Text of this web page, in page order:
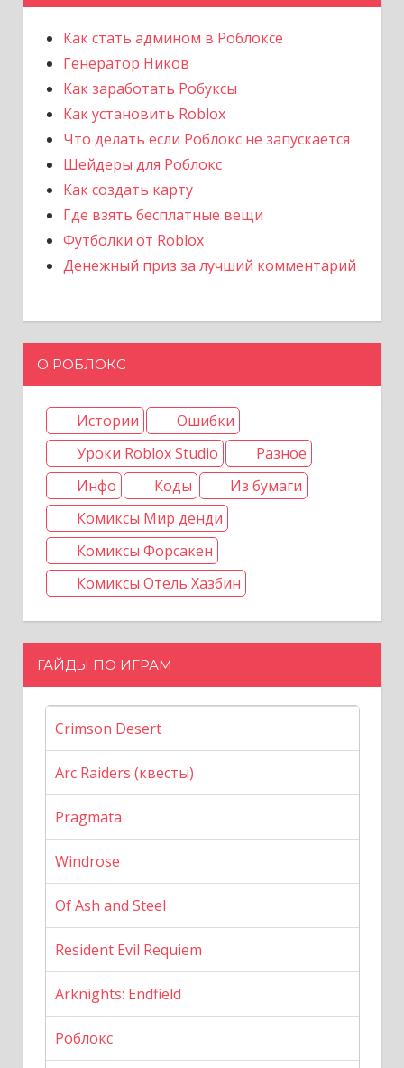
Как стать админом в Роблоксе
Генератор Ников
Как заработать Робуксы
Как установить Roblox
Что делать если Роблокс не запускается
Шейдеры для Роблокс
Как создать карту
Где взять бесплатные вещи
Футболки от Roblox
Денежный приз за лучший комментарий
О РОБЛОКС
Истории
Ошибки
Уроки Roblox Studio
Разное
Инфо
Коды
Из бумаги
Комиксы Мир денди
Комиксы Форсакен
Комиксы Отель Хазбин
ГАЙДЫ ПО ИГРАМ
Crimson Desert
Arc Raiders (квесты)
Pragmata
Windrose
Of Ash and Steel
Resident Evil Requiem
Arknights: Endfield
Роблокс